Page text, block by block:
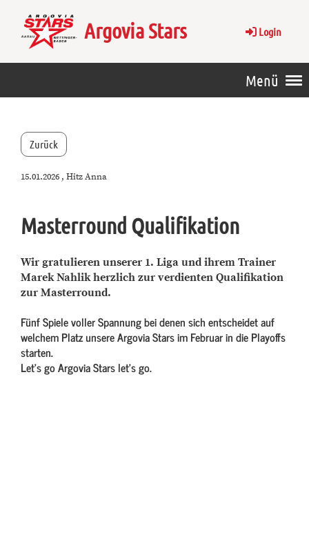
Argovia Stars Login
Menü
Zurück
15.01.2026 , Hitz Anna
Masterround Qualifikation
Wir gratulieren unserer 1. Liga und ihrem Trainer
Marek Nahlik herzlich zur verdienten Qualifikation
zur Masterround.
Fünf Spiele voller Spannung bei denen sich entscheidet auf
welchem Platz unsere Argovia Stars im Februar in die Playoffs
starten.
Let's go Argovia Stars let's go.